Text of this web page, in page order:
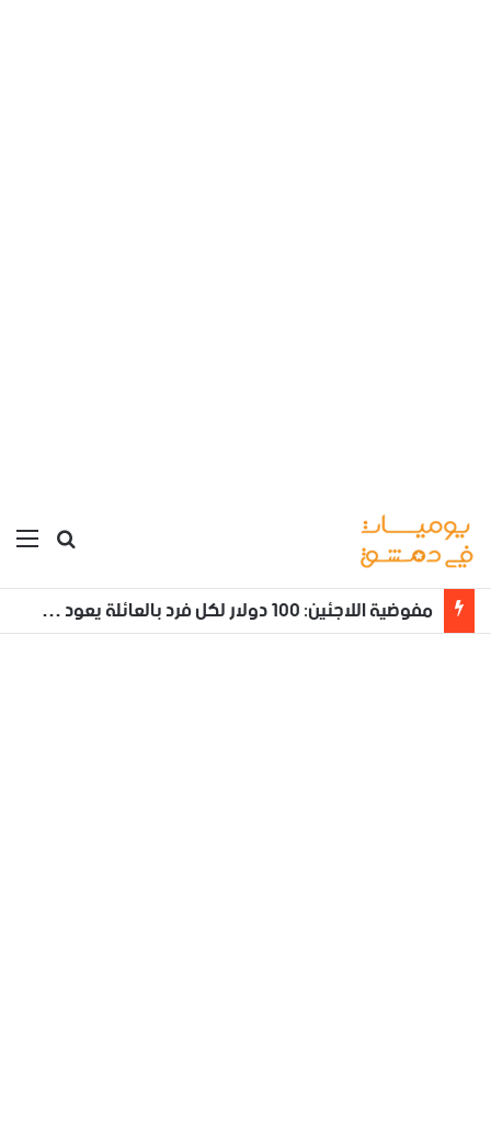
بحث عن
مفوضية اللاجئين: 100 دولار لكل فرد بالعائلة يعود طوعا من لبنان إلى سوريا مع تأمين نقله